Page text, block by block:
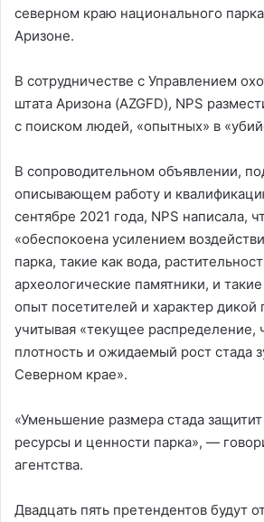
северном краю национального
Аризоне.
В сотрудничестве с Управлением
штата Аризона (AZGFD), NPS
с поиском людей, «опытных» в
В сопроводительном объявлении,
описывающем работу и
сентябре 2021 года, NPS написала,
«обеспокоена усилением
парка, такие как вода,
археологические памятники, и
опыт посетителей и характер дикой
учитывая «текущее распределение,
плотность и ожидаемый рост стада
Северном крае».
«Уменьшение размера стада
ресурсы и ценности парка», —
агентства.
Двадцать пять претендентов будут